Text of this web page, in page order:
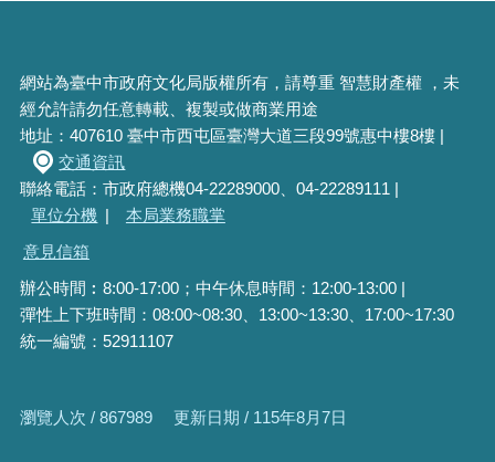
網站為臺中市政府文化局版權所有，請尊重 智慧財產權 ，未
經允許請勿任意轉載、複製或做商業用途
地址：407610 臺中市西屯區臺灣大道三段99號惠中樓8樓 |
交通資訊
聯絡電話：市政府總機04-22289000、04-22289111 |
單位分機 |
本局業務職掌
意見信箱
辦公時間︰8:00-17:00；中午休息時間：12:00-13:00 |
彈性上下班時間：08:00~08:30、13:00~13:30、17:00~17:30
統一編號：52911107
瀏覽人次 / 867989 更新日期 / 115年8月7日